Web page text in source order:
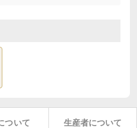
ついて 生産者について